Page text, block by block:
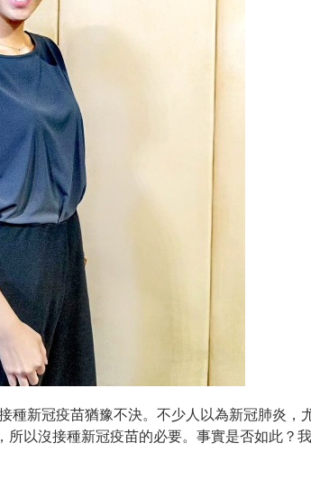
種新冠疫苗猶豫不決。不少人以為新冠肺炎，
以沒接種新冠疫苗的必要。事實是否如此？